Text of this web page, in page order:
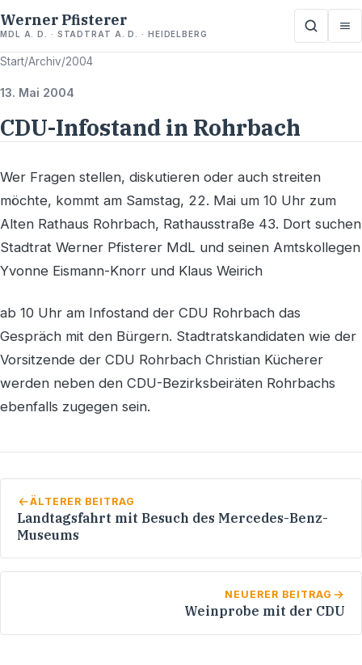
Werner Pfisterer
MDL A. D. · STADTRAT A. D. · HEIDELBERG
Start/Archiv/2004
13. Mai 2004
CDU-Infostand in Rohrbach
Wer Fragen stellen, diskutieren oder auch streiten
möchte, kommt am Samstag, 22. Mai um 10 Uhr zum
Alten Rathaus Rohrbach, Rathausstraße 43. Dort suchen
Stadtrat Werner Pfisterer MdL und seinen Amtskollegen
Yvonne Eismann-Knorr und Klaus Weirich
ab 10 Uhr am Infostand der CDU Rohrbach das
Gespräch mit den Bürgern. Stadtratskandidaten wie der
Vorsitzende der CDU Rohrbach Christian Kücherer
werden neben den CDU-Bezirksbeiräten Rohrbachs
ebenfalls zugegen sein.
ÄLTERER BEITRAG
Landtagsfahrt mit Besuch des Mercedes-Benz-
Museums
NEUERER BEITRAG
Weinprobe mit der CDU